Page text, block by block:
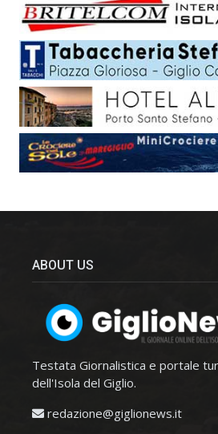
ABOUT US
Testata Giornalistica e portale
dell'Isola del Giglio.
redazione@giglionews.it